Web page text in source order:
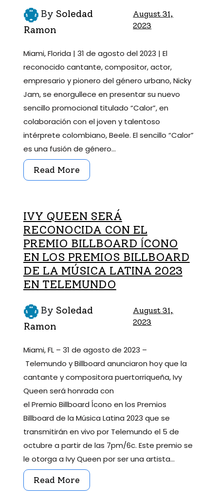
By Soledad
Ramon
August 31,
2023
Miami, Florida | 31 de agosto del 2023 | El
reconocido cantante, compositor, actor,
empresario y pionero del género urbano, Nicky
Jam, se enorgullece en presentar su nuevo
sencillo promocional titulado “Calor”, en
colaboración con el joven y talentoso
intérprete colombiano, Beele. El sencillo “Calor”
es una fusión de género…
Read More
IVY QUEEN SERÁ
RECONOCIDA CON EL
PREMIO BILLBOARD ĺCONO
EN LOS PREMIOS BILLBOARD
DE LA MÚSICA LATINA 2023
EN TELEMUNDO
By Soledad
Ramon
August 31,
2023
Miami, FL – 31 de agosto de 2023 –
Telemundo y Billboard anunciaron hoy que la
cantante y compositora puertorriqueña, Ivy
Queen será honrada con
el Premio Billboard ĺcono en los Premios
Billboard de la Música Latina 2023 que se
transmitirán en vivo por Telemundo el 5 de
octubre a partir de las 7pm/6c. Este premio se
le otorga a Ivy Queen por ser una artista…
Read More